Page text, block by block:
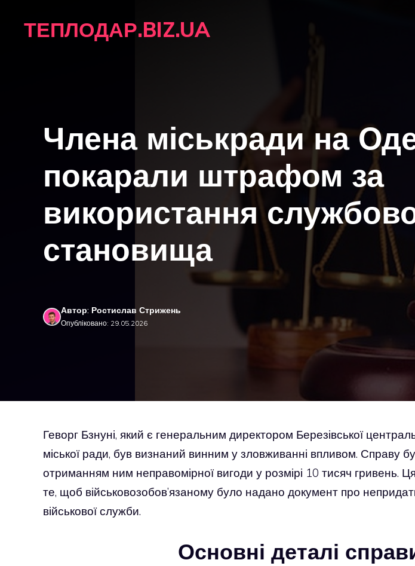
ТЕПЛОДАР.BIZ.UA
Члена міськради на
покарали штрафом за
використання
становища
Автор: Ростислав Стрижень
Опубліковано: 29.05.2026
Геворг Бзнуні, який є генеральним директором Березівської
міської ради, був визнаний винним у зловживанні впливом. Справу
отриманням ним неправомірної вигоди у розмірі 10 тисяч гривень.
те, щоб військовозобов’язаному було надано документ про
військової служби.
Основні деталі